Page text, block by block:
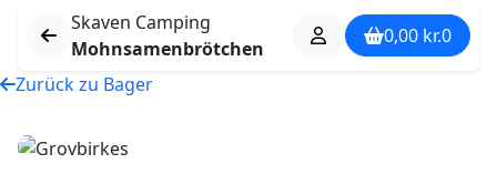
Skaven Camping
Mohnsamenbrötchen
0,00 kr.0
Zurück zu Bager